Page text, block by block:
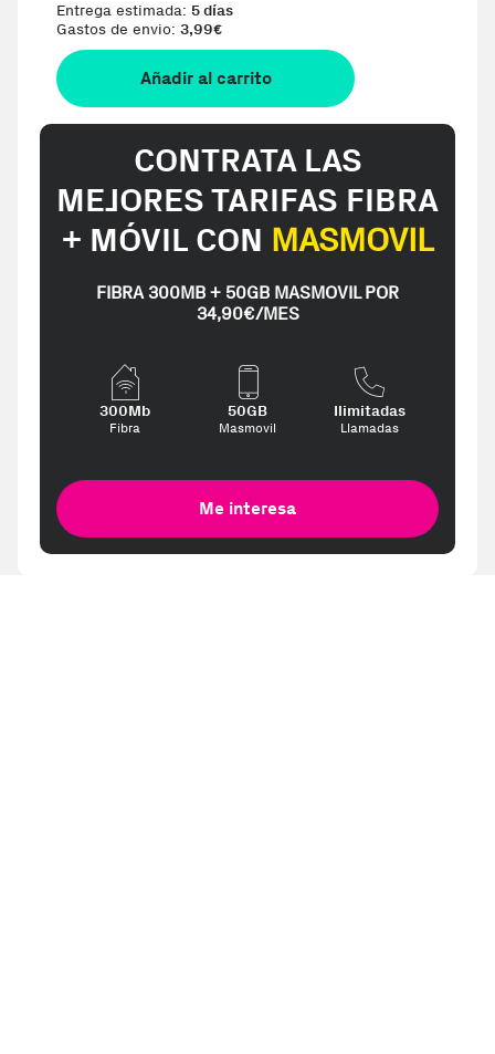
Entrega estimada: 5 días
Gastos de envio: 3,99€
Añadir al carrito
CONTRATA LAS
MEJORES TARIFAS FIBRA
+ MÓVIL CON MASMOVIL
FIBRA 300MB + 50GB MASMOVIL POR
34,90€/MES
300Mb
Fibra
50GB
Masmovil
Ilimitadas
Llamadas
Me interesa